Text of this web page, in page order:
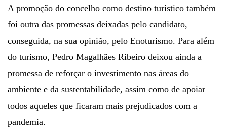
A promoção do concelho como destino turístico também
foi outra das promessas deixadas pelo candidato,
conseguida, na sua opinião, pelo Enoturismo. Para além
do turismo, Pedro Magalhães Ribeiro deixou ainda a
promessa de reforçar o investimento nas áreas do
ambiente e da sustentabilidade, assim como de apoiar
todos aqueles que ficaram mais prejudicados com a
pandemia.